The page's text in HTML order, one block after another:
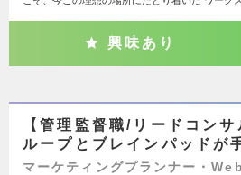
興味あり
【管理監督職/リードコン
ループとブレインパッドが
マーケティングプランナー・